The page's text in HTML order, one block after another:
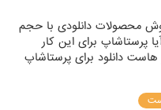
محصولات دانلودی با حجم
دارم و دو تا سوال در این زمینه: 1-آیا پرستاشاپ برای این کار
از هاست دانلود برای پرستاشاپ